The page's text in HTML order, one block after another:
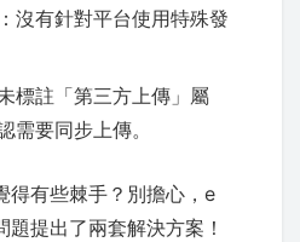
：沒有針對平台使用特殊發
未標註「第三方上傳」屬
需要同步上傳。
得有些棘手？別擔心，e
提出了兩套解決方案！